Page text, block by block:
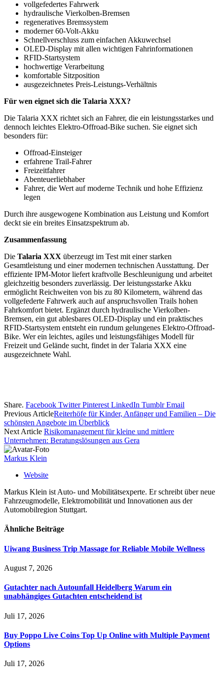
vollgefedertes Fahrwerk
hydraulische Vierkolben-Bremsen
regeneratives Bremssystem
moderner 60-Volt-Akku
Schnellverschluss zum einfachen Akkuwechsel
OLED-Display mit allen wichtigen Fahrinformationen
RFID-Startsystem
hochwertige Verarbeitung
komfortable Sitzposition
ausgezeichnetes Preis-Leistungs-Verhältnis
Für wen eignet sich die Talaria XXX?
Die Talaria XXX richtet sich an Fahrer, die ein leistungsstarkes und
dennoch leichtes Elektro-Offroad-Bike suchen. Sie eignet sich
besonders für:
Offroad-Einsteiger
erfahrene Trail-Fahrer
Freizeitfahrer
Abenteuerliebhaber
Fahrer, die Wert auf moderne Technik und hohe Effizienz
legen
Durch ihre ausgewogene Kombination aus Leistung und Komfort
deckt sie ein breites Einsatzspektrum ab.
Zusammenfassung
Die Talaria XXX überzeugt im Test mit einer starken
Gesamtleistung und einer modernen technischen Ausstattung. Der
effiziente IPM-Motor liefert kraftvolle Beschleunigung und arbeitet
gleichzeitig besonders zuverlässig. Der leistungsstarke Akku
ermöglicht Reichweiten von bis zu 80 Kilometern, während das
vollgefederte Fahrwerk auch auf anspruchsvollen Trails hohen
Fahrkomfort bietet. Ergänzt durch hydraulische Vierkolben-
Bremsen, ein gut ablesbares OLED-Display und ein praktisches
RFID-Startsystem entsteht ein rundum gelungenes Elektro-Offroad-
Bike. Wer ein leichtes, agiles und leistungsfähiges Modell für
Freizeit und Gelände sucht, findet in der Talaria XXX eine
ausgezeichnete Wahl.
Share. Facebook Twitter Pinterest LinkedIn Tumblr Email
Previous ArticleReiterhöfe für Kinder, Anfänger und Familien – Die
schönsten Angebote im Überblick
Next Article Risikomanagement für kleine und mittlere
Unternehmen: Beratungslösungen aus Gera
Markus Klein
Website
Markus Klein ist Auto- und Mobilitätsexperte. Er schreibt über neue
Fahrzeugmodelle, Elektromobilität und Innovationen aus der
Automobilregion Stuttgart.
Ähnliche Beiträge
Uiwang Business Trip Massage for Reliable Mobile Wellness
August 7, 2026
Gutachter nach Autounfall Heidelberg Warum ein
unabhängiges Gutachten entscheidend ist
Juli 17, 2026
Buy Poppo Live Coins Top Up Online with Multiple Payment
Options
Juli 17, 2026